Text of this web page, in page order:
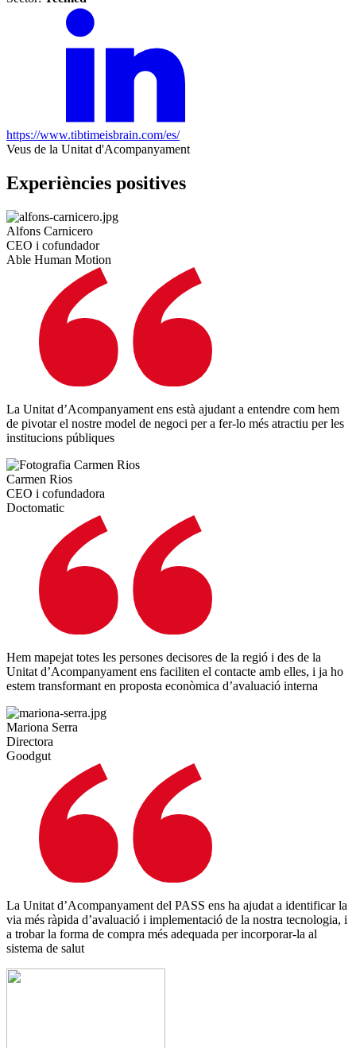
https://www.tibtimeisbrain.com/es/
Veus de la Unitat d'Acompanyament
Experiències positives
Alfons Carnicero
CEO i cofundador
Able Human Motion
La Unitat d’Acompanyament ens està ajudant a entendre com hem
de pivotar el nostre model de negoci per a fer-lo més atractiu per les
institucions públiques
Carmen Rios
CEO i cofundadora
Doctomatic
Hem mapejat totes les persones decisores de la regió i des de la
Unitat d’Acompanyament ens faciliten el contacte amb elles, i ja ho
estem transformant en proposta econòmica d’avaluació interna
Mariona Serra
Directora
Goodgut
La Unitat d’Acompanyament del PASS ens ha ajudat a identificar la
via més ràpida d’avaluació i implementació de la nostra tecnologia, i
a trobar la forma de compra més adequada per incorporar-la al
sistema de salut